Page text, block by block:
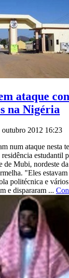
ataque
na Nigéria
outubro 2012 16:23
num ataque nesta
estudantil
de Mubi, nordeste
"Eles
politécnica e
e dispararam ...